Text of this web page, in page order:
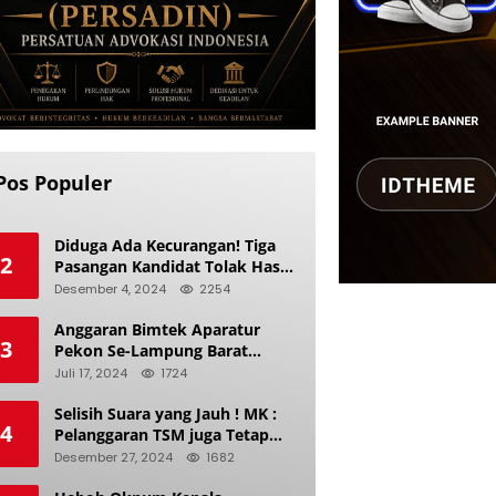
Populer
2
Diduga Ada Kecurangan! Tiga
Pasangan Kandidat Tolak Hasil
Pilkada Kerinci 2024
Desember 4, 2024 2254
3
Anggaran Bimtek Aparatur
Pekon Se-Lampung Barat
Diduga Ladang Korupsi Buat
Juli 17, 2024 1724
4
Selisih Suara yang Jauh ! MK :
Pelanggaran TSM juga Tetap
Mengacu pada Prinsip Keadilan
Desember 27, 2024 1682